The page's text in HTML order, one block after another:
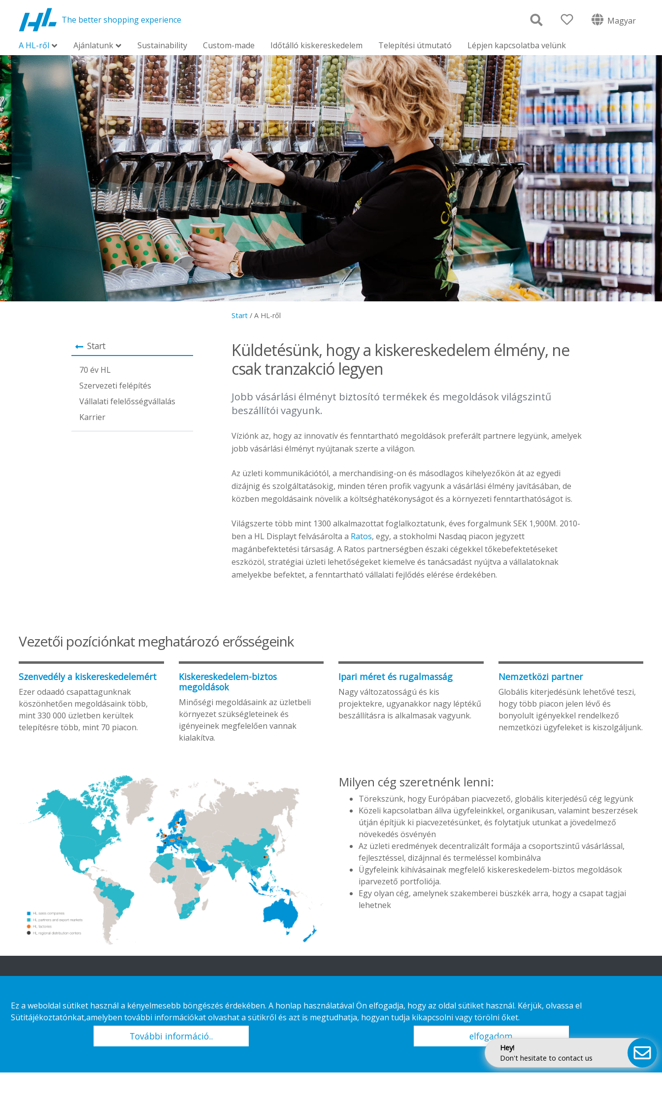
The better shopping experience Magyar
A HL-ről Ajánlatunk Sustainability Custom-made Időtálló kiskereskedelem Telepítési útmutató Lépjen kapcsolatba velünk
Start / A HL-ről
Start
70 év HL
Szervezeti felépítés
Vállalati felelősségvállalás
Karrier
Küldetésünk, hogy a kiskereskedelem élmény, ne
csak tranzakció legyen
Jobb vásárlási élményt biztosító termékek és megoldások világszintű
beszállítói vagyunk.
Víziónk az, hogy az innovatív és fenntartható megoldások preferált partnere legyünk, amelyek
jobb vásárlási élményt nyújtanak szerte a világon.
Az üzleti kommunikációtól, a merchandising-on és másodlagos kihelyezőkön át az egyedi
dizájnig és szolgáltatásokig, minden téren profik vagyunk a vásárlási élmény javításában, de
közben megoldásaink növelik a költséghatékonyságot és a környezeti fenntarthatóságot is.
Világszerte több mint 1300 alkalmazottat foglalkoztatunk, éves forgalmunk SEK 1,900M. 2010-
ben a HL Displayt felvásárolta a Ratos, egy, a stokholmi Nasdaq piacon jegyzett
magánbefektetési társaság. A Ratos partnerségben északi cégekkel tőkebefektetéseket
eszközöl, stratégiai üzleti lehetőségeket kiemelve és tanácsadást nyújtva a vállalatoknak
amelyekbe befektet, a fenntartható vállalati fejlődés elérése érdekében.
Vezetői pozíciónkat meghatározó erősségeink
Szenvedély a kiskereskedelemért
Ezer odaadó csapattagunknak
köszönhetően megoldásaink több,
mint 330 000 üzletben kerültek
telepítésre több, mint 70 piacon.
Kiskereskedelem-biztos
megoldások
Minőségi megoldásaink az üzletbeli
környezet szükségleteinek és
igényeinek megfelelően vannak
kialakítva.
Ipari méret és rugalmasság
Nagy változatosságú és kis
projektekre, ugyanakkor nagy léptékű
beszállításra is alkalmasak vagyunk.
Nemzetközi partner
Globális kiterjedésünk lehetővé teszi,
hogy több piacon jelen lévő és
bonyolult igényekkel rendelkező
nemzetközi ügyfeleket is kiszolgáljunk.
Milyen cég szeretnénk lenni:
Törekszünk, hogy Európában piacvezető, globális kiterjedésű cég legyünk
Közeli kapcsolatban állva ügyfeleinkkel, organikusan, valamint beszerzések
útján építjük ki piacvezetésünket, és folytatjuk utunkat a jövedelmező
növekedés ösvényén
Az üzleti eredmények decentralizált formája a csoportszintű vásárlással,
fejlesztéssel, dizájnnal és termeléssel kombinálva
Ügyfeleink kihívásainak megfelelő kiskereskedelem-biztos megoldások
iparvezető portfoliója.
Egy olyan cég, amelynek szakemberei büszkék arra, hogy a csapat tagjai
lehetnek
Hey!
Don't hesitate to contact us
Szervezeti felépítés
Áruház kategória
Ügyfél esetek
Fenntartható
választás
Adatvédelmi nyilatkozat
Ez a weboldal sütiket használ a kényelmesebb böngészés érdekében. A honlap használatával Ön elfogadja, hogy az oldal sütiket használ. Kérjük, olvassa el
Sütitájékoztatónkat,amelyben további információkat olvashat a sütikről és azt is megtudhatja, hogyan tudja kikapcsolni vagy törölni őket.
További információ.. elfogadom